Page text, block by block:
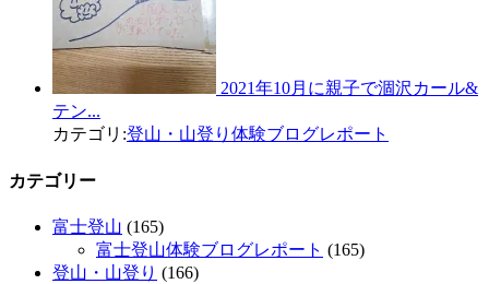
2021年10月に親子で涸沢カール&
テン...
カテゴリ:登山・山登り体験ブログレポート
カテゴリー
富士登山 (165)
富士登山体験ブログレポート (165)
登山・山登り (166)